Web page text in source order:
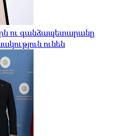
ու գանձապետարանը
ունեն